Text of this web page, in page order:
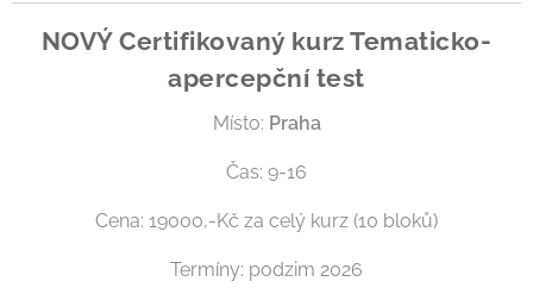
NOVÝ Certifikovaný kurz Tematicko-
apercepční test
Místo: Praha
Čas: 9-16
Cena: 19000,-Kč za celý kurz (10 bloků)
Termíny: podzim 2026